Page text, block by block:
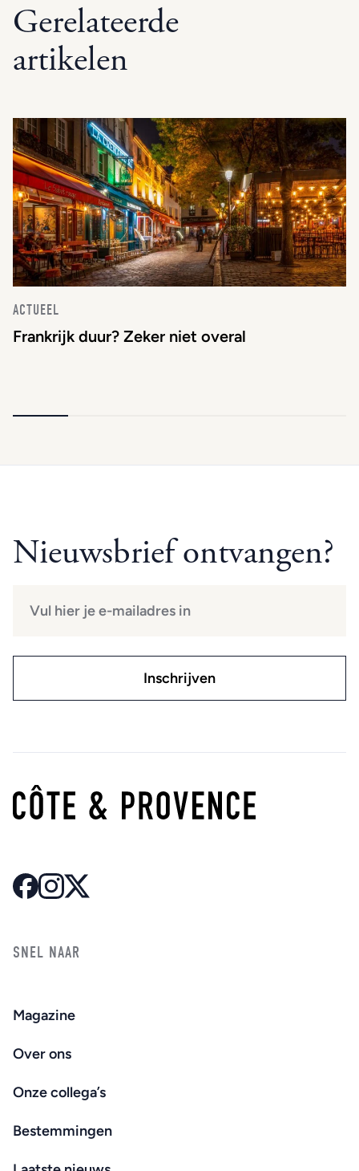
Gerelateerde
artikelen
ACTUEEL
Frankrijk duur? Zeker niet overal
Nieuwsbrief ontvangen?
SNEL NAAR
Magazine
Over ons
Onze collega’s
Bestemmingen